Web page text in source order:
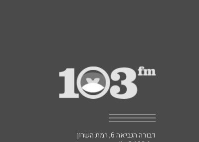
דבורה הנביאה 6, רמת השרון